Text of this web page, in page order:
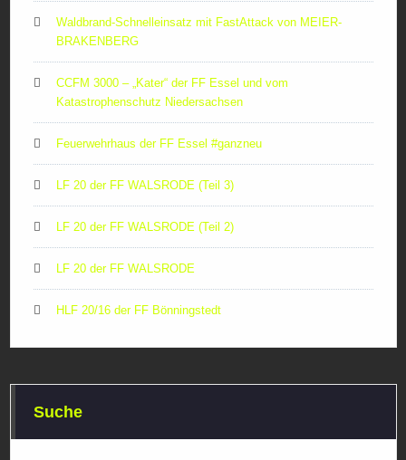
Waldbrand-Schnelleinsatz mit FastAttack von MEIER-
BRAKENBERG
CCFM 3000 – „Kater“ der FF Essel und vom
Katastrophenschutz Niedersachsen
Feuerwehrhaus der FF Essel #ganzneu
LF 20 der FF WALSRODE (Teil 3)
LF 20 der FF WALSRODE (Teil 2)
LF 20 der FF WALSRODE
HLF 20/16 der FF Bönningstedt
Suche